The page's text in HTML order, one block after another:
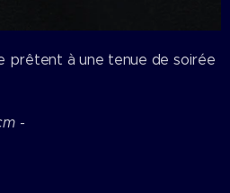
prêtent à une tenue de soirée
-